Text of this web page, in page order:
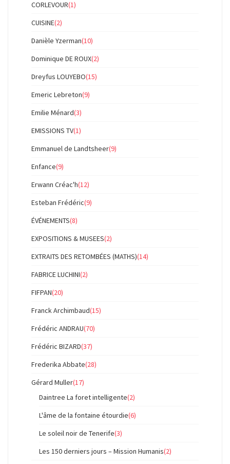
CORLEVOUR(1)
CUISINE(2)
Danièle Yzerman(10)
Dominique DE ROUX(2)
Dreyfus LOUYEBO(15)
Emeric Lebreton(9)
Emilie Ménard(3)
EMISSIONS TV(1)
Emmanuel de Landtsheer(9)
Enfance(9)
Erwann Créac'h(12)
Esteban Frédéric(9)
ÉVÉNEMENTS(8)
EXPOSITIONS & MUSEES(2)
EXTRAITS DES RETOMBÉES (MATHS)(14)
FABRICE LUCHINI(2)
FIFPAN(20)
Franck Archimbaud(15)
Frédéric ANDRAU(70)
Frédéric BIZARD(37)
Frederika Abbate(28)
Gérard Muller(17)
Daintree La foret intelligente(2)
L'âme de la fontaine étourdie(6)
Le soleil noir de Tenerife(3)
Les 150 derniers jours – Mission Humanis(2)